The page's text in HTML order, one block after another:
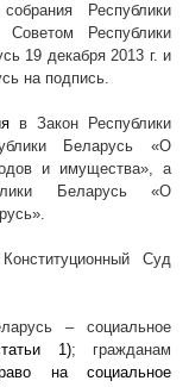
Республики
Республики
19 декабря 2013 г. и
на подпись.
в Закон Республики
Беларусь «О
и имущества», а
Беларусь «О
Суд
– социальное
1); гражданам
на социальное